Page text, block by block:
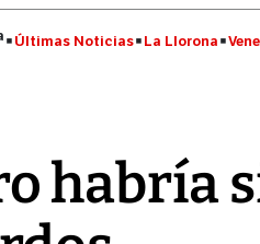
Últimas Noticias La Llorona
habría